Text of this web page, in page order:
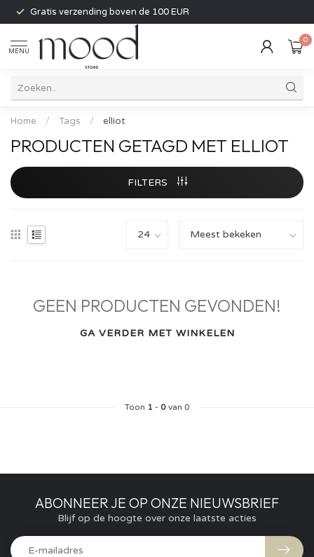
Gratis verzending boven de 100 EUR
MENU
0
Home / Tags / elliot
PRODUCTEN GETAGD MET ELLIOT
FILTERS
GEEN PRODUCTEN GEVONDEN!
GA VERDER MET WINKELEN
Toon 1 - 0van 0
ABONNEER JE OP ONZE NIEUWSBRIEF
Blijf op de hoogte over onze laatste acties